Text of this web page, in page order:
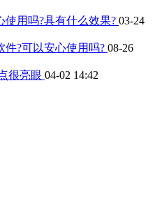
用吗?具有什么效果? 03-24
?可以安心使用吗? 08-26
很亮眼 04-02 14:42